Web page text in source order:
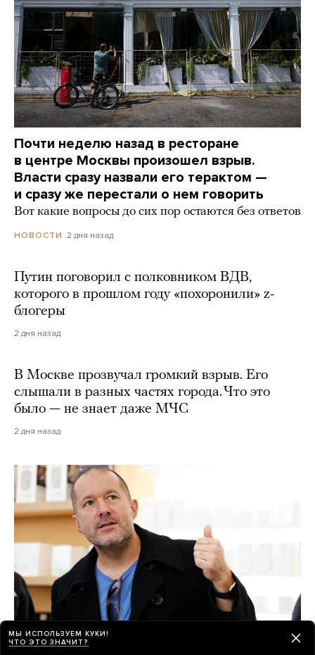
Почти неделю назад в ресторане
в центре Москвы произошел взрыв.
Власти сразу назвали его терактом —
и сразу же перестали о нем говорить
Вот какие вопросы до сих пор остаются без ответов
НОВОСТИ 2 дня назад
Путин поговорил с полковником ВДВ,
которого в прошлом году «похоронили» z-
блогеры
2 дня назад
В Москве прозвучал громкий взрыв. Его
слышали в разных частях города. Что это
было — не знает даже МЧС
2 дня назад
МЫ ИСПОЛЬЗУЕМ КУКИ!
ЧТО ЭТО ЗНАЧИТ?